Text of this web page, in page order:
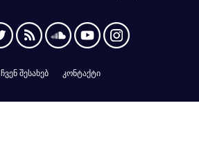
ჩვენ შესახებ კონტაქტი